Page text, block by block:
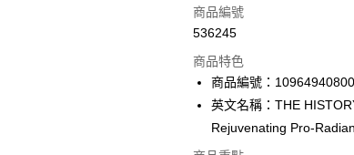
信用卡
AlipayHK
PayMe
商品編號
536245
商品特色
商品編號：
英文名稱：THE
Rejuvenating Pro-